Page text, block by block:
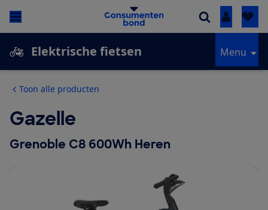
Inloggen
Elektrische fietsen Menu
Toon alle producten
Gazelle
Grenoble C8 600Wh Heren